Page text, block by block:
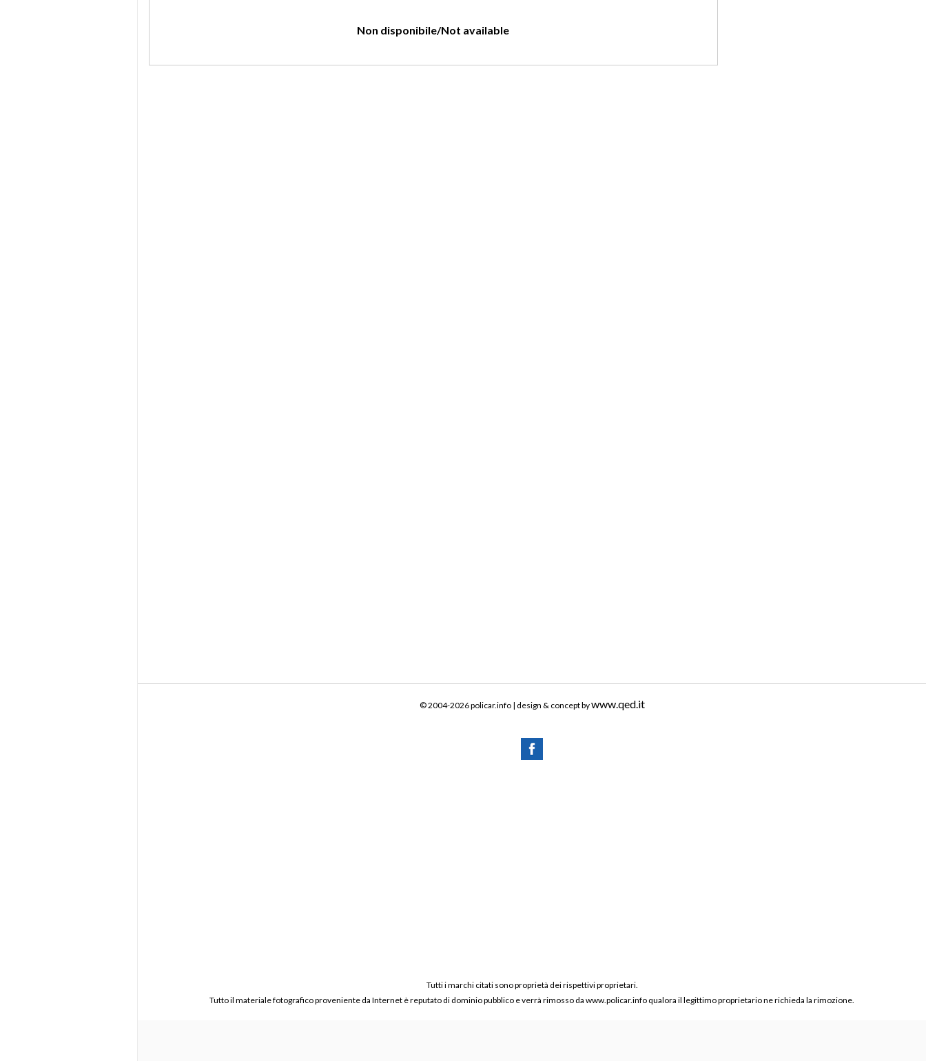
Non disponibile/Not available
© 2004-2026 policar.info | design & concept bywww.qed.it
Tutti i marchi citati sono proprietà dei rispettivi proprietari.
Tutto il materiale fotografico proveniente da Internet è reputato di dominio pubblico e verrà rimosso da www.policar.info qualora il legittimo proprietario ne richieda la rimozione.